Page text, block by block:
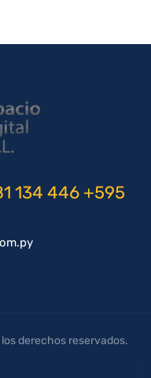
134 446 +595
derechos reservados.